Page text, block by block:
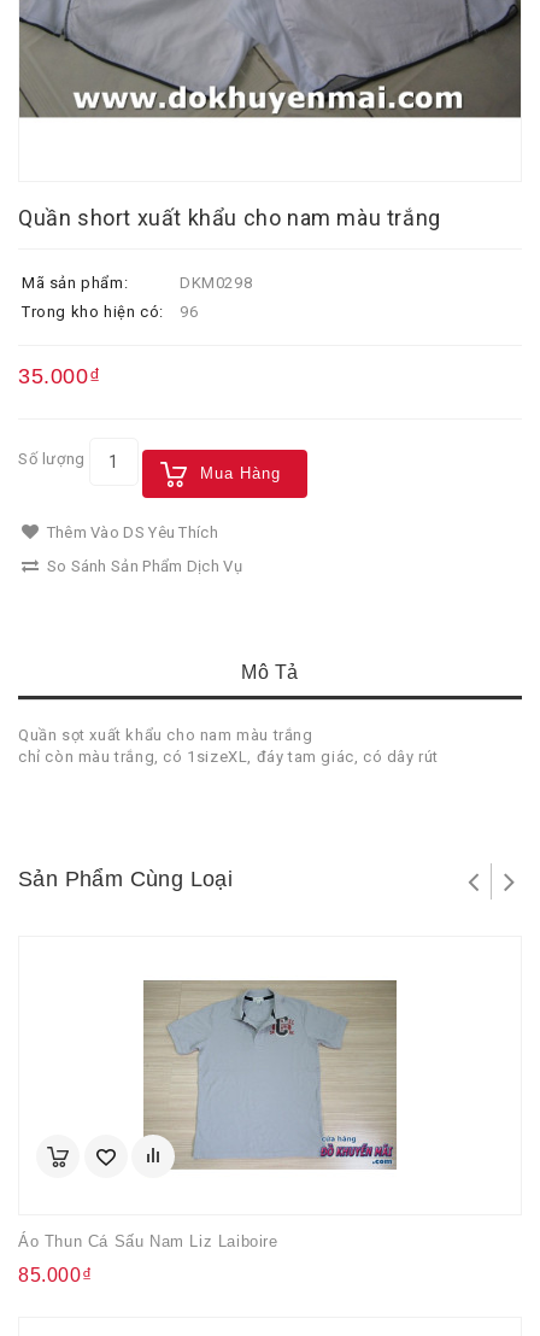
Quần short xuất khẩu cho nam màu trắng
Mã sản phẩm:
DKM0298
Trong kho hiện có:
96
35.000₫
Số lượng
Mua Hàng
Thêm Vào DS Yêu Thích
So Sánh Sản Phẩm Dịch Vụ
Mô Tả
Quần sọt xuất khẩu cho nam màu trắng
chỉ còn màu trắng, có 1sizeXL, đáy tam giác, có dây rút
Sản Phẩm Cùng Loại
Áo Thun Cá Sấu Nam Liz Laiboire
85.000₫